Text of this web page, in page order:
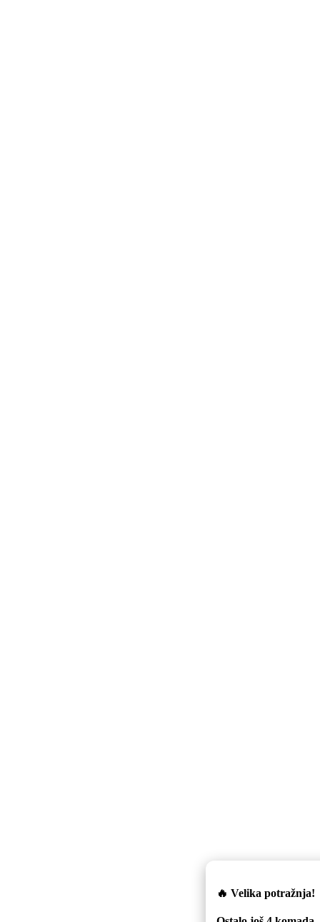
🔥 Velika potražnja!